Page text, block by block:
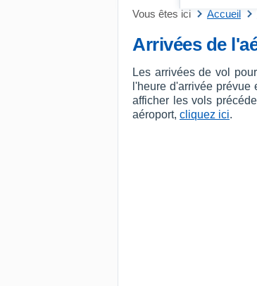
Vous êtes ici
Accueil
Arrivées de
Les arrivées de vol
l'heure d'arrivée
afficher les vols
aéroport, cliquez ici.